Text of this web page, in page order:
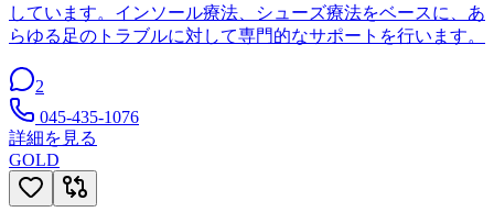
しています。インソール療法、シューズ療法をベースに、あ
らゆる足のトラブルに対して専門的なサポートを行います。
2
045-435-1076
詳細を見る
GOLD